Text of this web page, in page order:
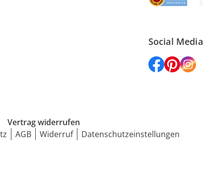
Social Media
Vertrag widerrufen
AGB Widerruf Datenschutzeinstellungen